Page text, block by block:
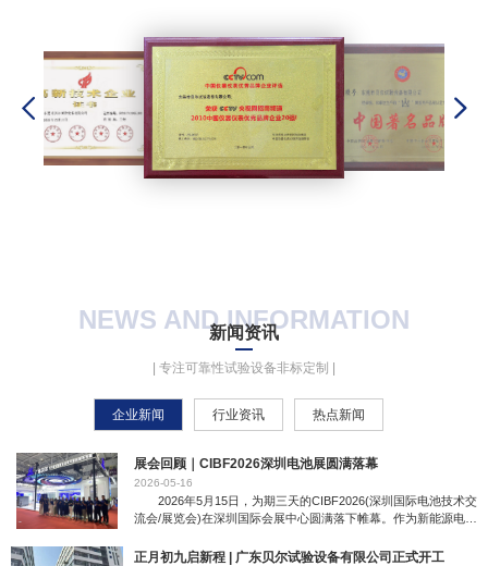
贝尔拥有数控剪床、折床，冲床、激光焊接机、等各种生产加工设备。
行业设计及制造人才，专业设计、制造大型非标准复杂试验设备，以技
产品交期准时，深受海内外客户信赖！
NEWS AND INFORMATION
新闻资讯
| 专注可靠性试验设备非标定制 |
企业新闻 行业资讯 热点新闻
展会回顾｜CIBF2026深圳电池展圆满落幕
正月初九启新程 | 广东贝尔试验设备有限公司正式开工